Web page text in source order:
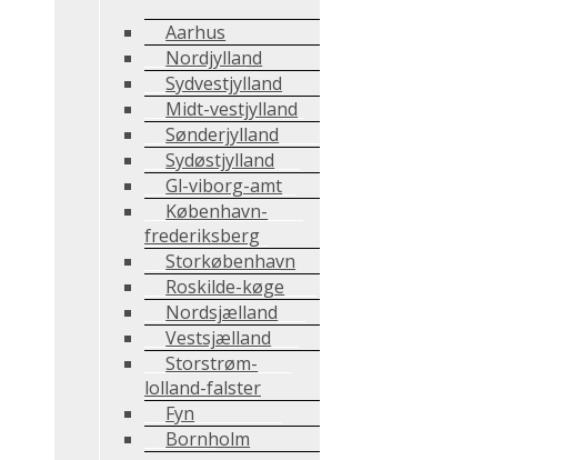
Aarhus
Nordjylland
Sydvestjylland
Midt-vestjylland
Sønderjylland
Sydøstjylland
Gl-viborg-amt
København-
frederiksberg
Storkøbenhavn
Roskilde-køge
Nordsjælland
Vestsjælland
Storstrøm-
lolland-falster
Fyn
Bornholm